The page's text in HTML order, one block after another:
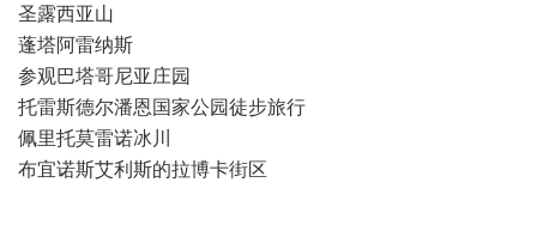
圣露西亚山
蓬塔阿雷纳斯
参观巴塔哥尼亚庄园
托雷斯德尔潘恩国家公园徒步旅行
佩里托莫雷诺冰川
布宜诺斯艾利斯的拉博卡街区